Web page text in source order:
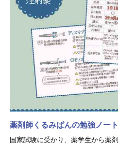
薬剤師くるみぱんの勉強ノート
国家試験に受かり、薬学生から薬